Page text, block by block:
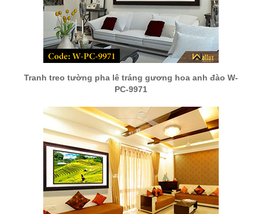
Tranh treo tường pha lê tráng gương hoa anh đào W-
PC-9971